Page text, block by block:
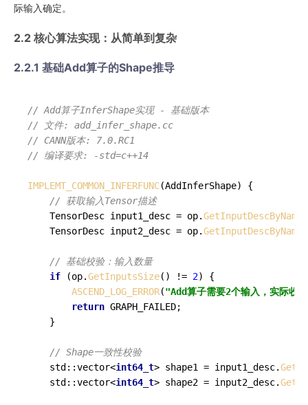
际输入确定。
2.2 核心算法实现：从简单到复杂
2.2.1 基础Add算子的Shape推导
// Add算子InferShape实现 - 基础版本
// 文件: add_infer_shape.cc
// CANN版本: 7.0.RC1
// 编译要求: -std=c++14
IMPLEMT_COMMON_INFERFUNC(AddInferShape) {
// 获取输入Tensor描述
    TensorDesc input1_desc = op.
GetInputDescByName
    TensorDesc input2_desc = op.
GetInputDescByName
// 基础校验：输入数量
if (op.GetInputsSize() != 2) {
ASCEND_LOG_ERROR("Add算子需要2个输入，实际收
return GRAPH_FAILED;
    }
// Shape一致性校验
    std::vector<
int64_t> shape1 = input1_desc.
    std::vector<
int64_t> shape2 = input2_desc.